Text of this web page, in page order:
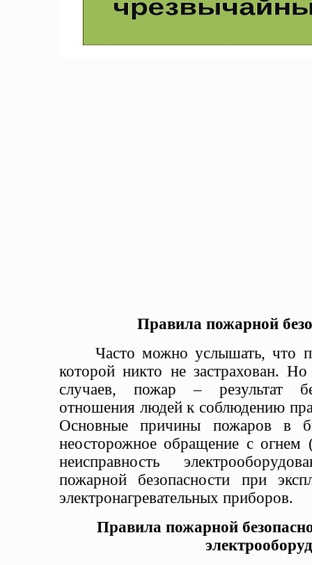
Правила пожарной
Часто можно услышать, что
которой никто не застрахован.
случаев, пожар – результат
отношения людей к соблюдению
Основные причины пожаров в
неосторожное обращение с
неисправность
пожарной безопасности при
электронагревательных приборов.
Правила пожарной